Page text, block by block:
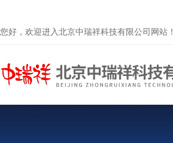
您好，欢迎进入北京中瑞祥科技有限公司网站！